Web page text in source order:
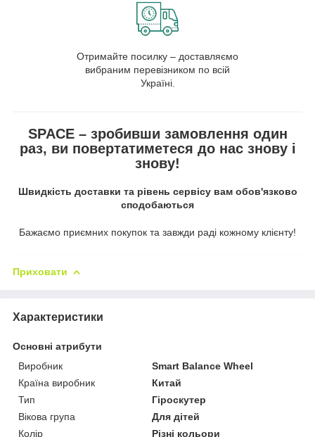
Отримайте посилку – доставляємо
вибраним перевізником по всій
Україні.
SPACE – зробивши замовлення один
раз, ви повертатиметеся до нас знову і
знову!
Швидкість доставки та рівень сервісу вам обов'язково
сподобаються
Бажаємо приємних покупок та завжди раді кожному клієнту!
Приховати
Характеристики
Основні атрибути
Виробник
Smart Balance Wheel
Країна виробник
Китай
Тип
Гіроскутер
Вікова група
Для дітей
Колір
Різні кольори